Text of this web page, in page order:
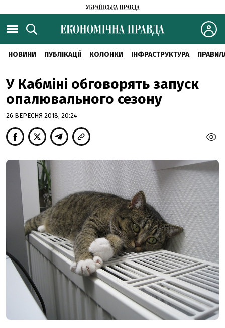
НОВИНИ ПУБЛІКАЦІЇ КОЛОНКИ ІНФРАСТРУКТУРА
У Кабміні обговорять запуск
опалювального сезону
26 ВЕРЕСНЯ 2018, 20:24